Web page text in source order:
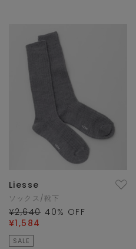
Liesse
ソックス/靴下
¥2,640 40% OFF
¥1,584
SALE